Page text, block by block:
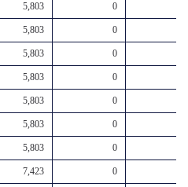
5,803 0
5,803 0
5,803 0
5,803 0
5,803 0
5,803 0
5,803 0
7,423 0